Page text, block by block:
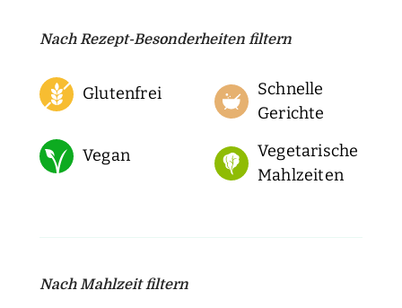
Nach Rezept-Besonderheiten filtern
Glutenfrei
Schnelle
Gerichte
Vegan
Vegetarische
Mahlzeiten
Nach Mahlzeit filtern